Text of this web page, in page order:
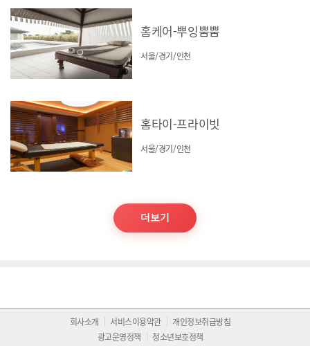
홈케어-뿌잉뿜뿜
서울/경기/인천
홈타이-프라이빗
서울/경기/인천
더보기
회사소개 서비스이용약관
개인정보취급방침
광고운영정책
청소년보호정책